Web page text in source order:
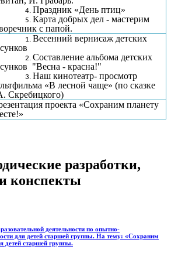
Праздник «День птиц»
Карта добрых дел - мастерим
с папой.
Весенний вернисаж детских
Составление альбома детских
"Весна - красна!"
Наш кинотеатр- просмотр
«В лесной чаще» (по сказке
Скребицкого)
проекта «Сохраним планету
разработки,
конспекты
деятельности по опытно-
для детей старшей группы. На тему: «Сохраним
детей старшей группы.